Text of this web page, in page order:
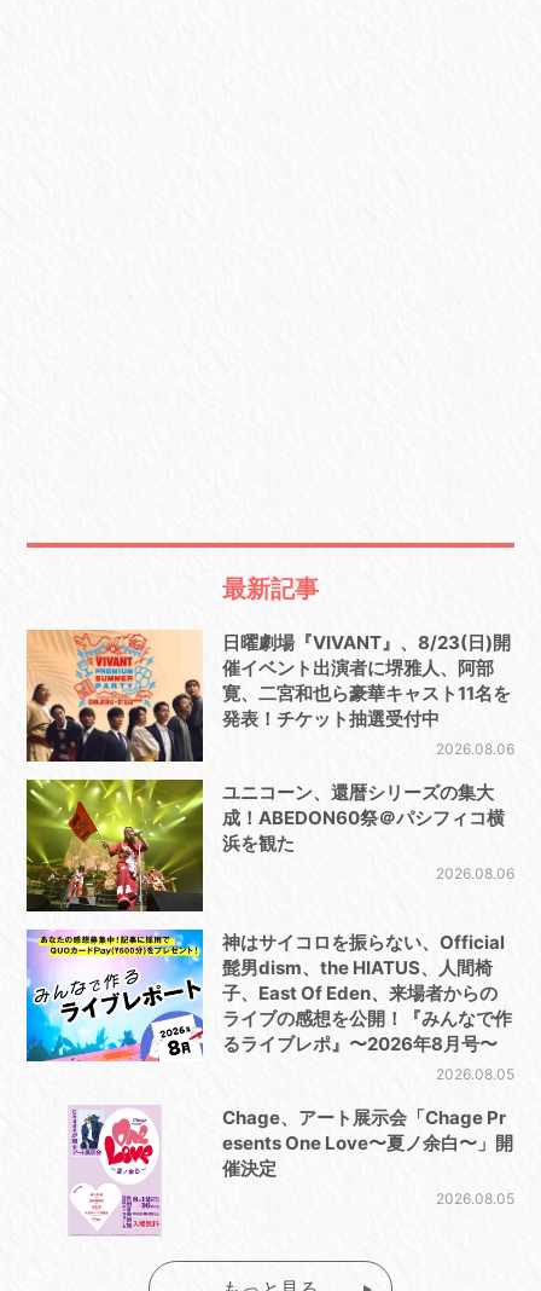
最新記事
日曜劇場『VIVANT』、8/23(日)開
催イベント出演者に堺雅人、阿部
寛、二宮和也ら豪華キャスト11名を
発表！チケット抽選受付中
2026.08.06
ユニコーン、還暦シリーズの集大
成！ABEDON60祭＠パシフィコ横
浜を観た
2026.08.06
神はサイコロを振らない、Official
髭男dism、the HIATUS、人間椅
子、East Of Eden、来場者からの
ライブの感想を公開！『みんなで作
るライブレポ』〜2026年8月号〜
2026.08.05
Chage、アート展示会「Chage Pr
esents One Love〜夏ノ余白〜」開
催決定
2026.08.05